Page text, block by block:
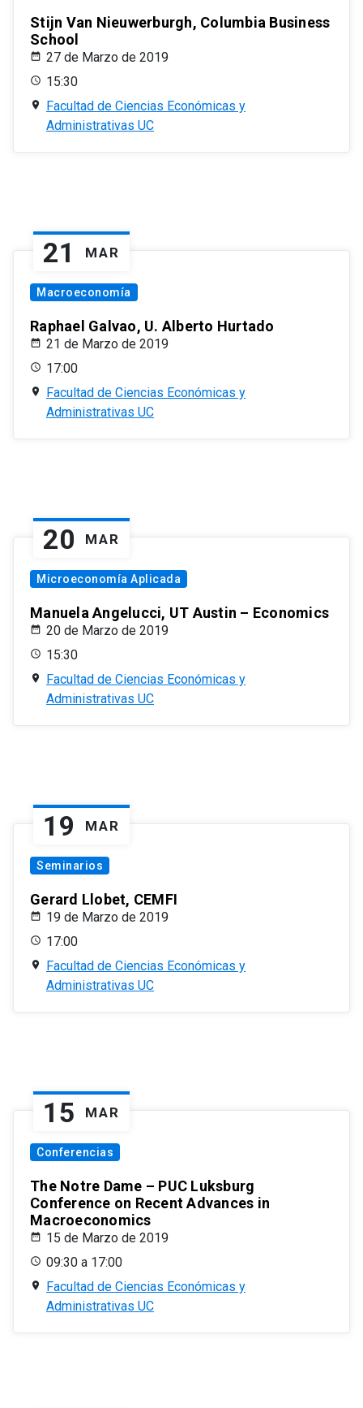
Stijn Van Nieuwerburgh, Columbia Business
School
27 de Marzo de 2019
15:30
Facultad de Ciencias Económicas y
Administrativas UC
21 MAR
Macroeconomía
Raphael Galvao, U. Alberto Hurtado
21 de Marzo de 2019
17:00
Facultad de Ciencias Económicas y
Administrativas UC
20 MAR
Microeconomía Aplicada
Manuela Angelucci, UT Austin – Economics
20 de Marzo de 2019
15:30
Facultad de Ciencias Económicas y
Administrativas UC
19 MAR
Seminarios
Gerard Llobet, CEMFI
19 de Marzo de 2019
17:00
Facultad de Ciencias Económicas y
Administrativas UC
15 MAR
Conferencias
The Notre Dame – PUC Luksburg
Conference on Recent Advances in
Macroeconomics
15 de Marzo de 2019
09:30 a 17:00
Facultad de Ciencias Económicas y
Administrativas UC